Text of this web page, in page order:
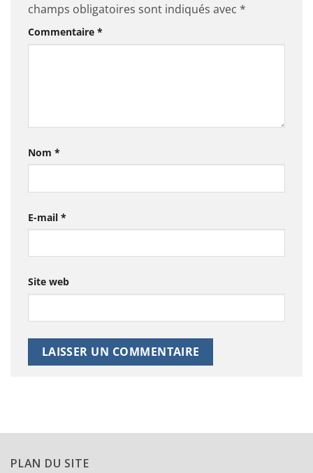
champs obligatoires sont indiqués avec *
Commentaire *
Nom *
E-mail *
Site web
PLAN DU SITE